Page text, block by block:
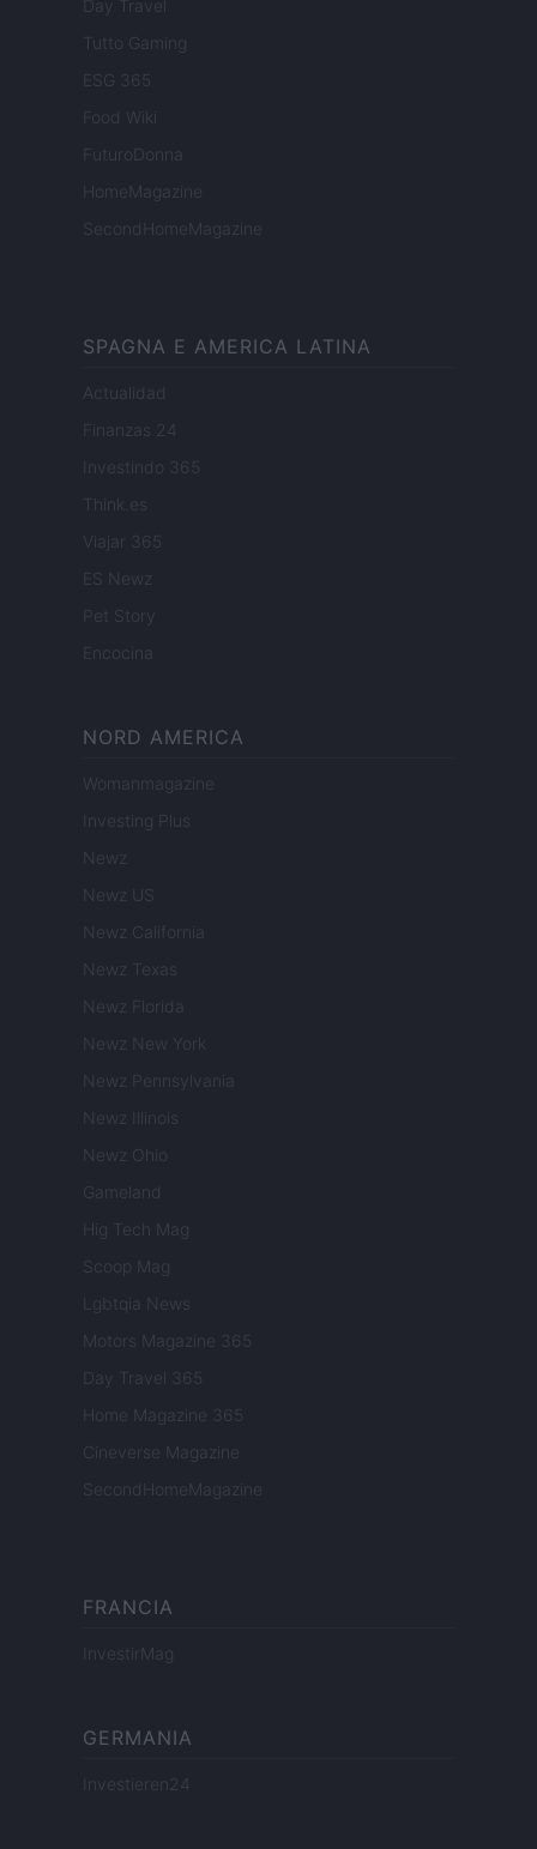
Day Travel
Tutto Gaming
ESG 365
Food Wiki
FuturoDonna
HomeMagazine
SecondHomeMagazine
SPAGNA E AMERICA LATINA
Actualidad
Finanzas 24
Investindo 365
Think.es
Viajar 365
ES Newz
Pet Story
Encocina
NORD AMERICA
Womanmagazine
Investing Plus
Newz
Newz US
Newz California
Newz Texas
Newz Florida
Newz New York
Newz Pennsylvania
Newz Illinois
Newz Ohio
Gameland
Hig Tech Mag
Scoop Mag
Lgbtqia News
Motors Magazine 365
Day Travel 365
Home Magazine 365
Cineverse Magazine
SecondHomeMagazine
FRANCIA
InvestirMag
GERMANIA
Investieren24